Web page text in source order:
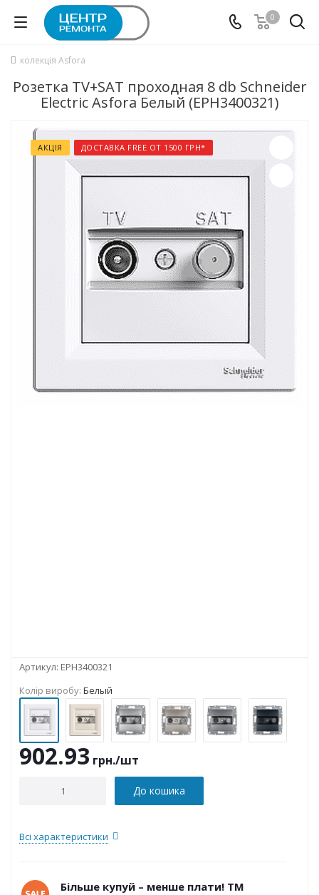
0
колекція Asfora
Розетка TV+SAT проходная 8 db Schneider
Electric Asfora Белый (EPH3400321)
АКЦІЯ ДОСТАВКА FREE ОТ 1500 ГРН*
Артикул: EPH3400321
Колір виробу: Белый
902.93 грн./шт
До кошика
Всі характеристики
Більше купуй – менше плати! ТМ